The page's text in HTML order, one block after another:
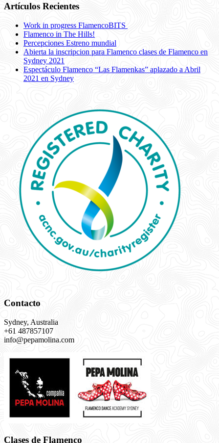
Artículos Recientes
Work in progress FlamencoBITS
Flamenco in The Hills!
Percepciones Estreno mundial
Abierta la inscripcion para Flamenco clases de Flamenco en
Sydney 2021
Espectáculo Flamenco “Las Flamenkas” aplazado a Abril
2021 en Sydney
Contacto
Sydney, Australia
+61 487857107
info@pepamolina.com
Clases de Flamenco